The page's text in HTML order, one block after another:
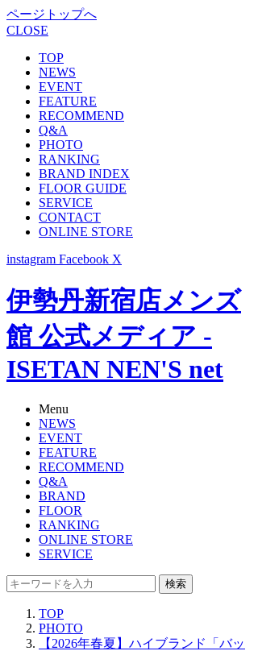
ページトップへ
CLOSE
TOP
NEWS
EVENT
FEATURE
RECOMMEND
Q&A
PHOTO
RANKING
BRAND INDEX
FLOOR GUIDE
SERVICE
CONTACT
ONLINE STORE
instagram Facebook X
伊勢丹新宿店メンズ
館 公式メディア -
ISETAN NEN'S net
Menu
NEWS
EVENT
FEATURE
RECOMMEND
Q&A
BRAND
FLOOR
RANKING
ONLINE STORE
SERVICE
検索
TOP
PHOTO
【2026年春夏】ハイブランド「バッ